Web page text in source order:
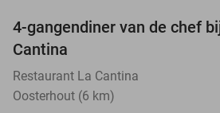
4-gangendiner van de chef
Cantina
Restaurant La Cantina
Oosterhout (6 km)